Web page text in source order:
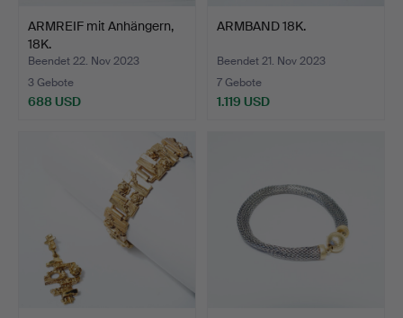
ARMREIF mit Anhängern,
18K.
Beendet 22. Nov 2023
3 Gebote
688 USD
ARMBAND 18K.
Beendet 21. Nov 2023
7 Gebote
1.119 USD